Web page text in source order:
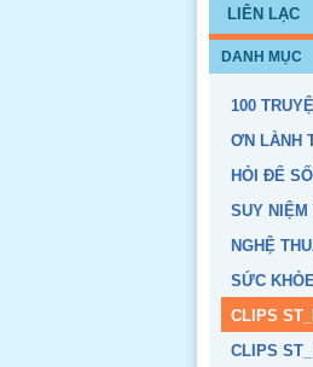
LIÊN LẠC
DANH MỤC
100
ƠN LÀNH
HỎI ĐỂ
SUY NIỆM
NGHỆ
SỨC
CLIPS